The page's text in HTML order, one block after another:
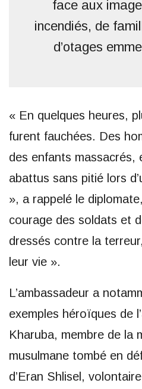
face aux
incendiés, de
d’otages
« En quelques heures,
furent fauchées. Des
des enfants massacrés,
abattus sans pitié lors
», a rappelé le
courage des soldats et
dressés contre la
leur vie ».
L’ambassadeur a
exemples héroïques de
Kharuba, membre de la
musulmane tombé en
d’Eran Shlisel,